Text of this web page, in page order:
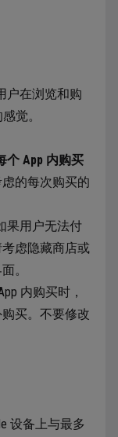
户在浏览和购
觉。
个 App 内购买
的每次购买的
果用户无法付
虑隐藏商店或
。
内购买时，
买。不要修改
设备上与最多